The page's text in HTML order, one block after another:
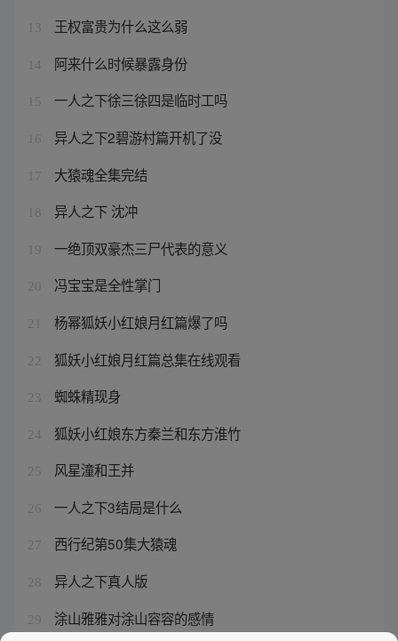
13 王权富贵为什么这么弱
14 阿来什么时候暴露身份
15 一人之下徐三徐四是临时工吗
16 异人之下2碧游村篇开机了没
17 大猿魂全集完结
18 异人之下 沈冲
19 一绝顶双豪杰三尸代表的意义
20 冯宝宝是全性掌门
21 杨幂狐妖小红娘月红篇爆了吗
22 狐妖小红娘月红篇总集在线观看
23 蜘蛛精现身
24 狐妖小红娘东方秦兰和东方淮竹
25 风星潼和王并
26 一人之下3结局是什么
27 西行纪第50集大猿魂
28 异人之下真人版
29 涂山雅雅对涂山容容的感情